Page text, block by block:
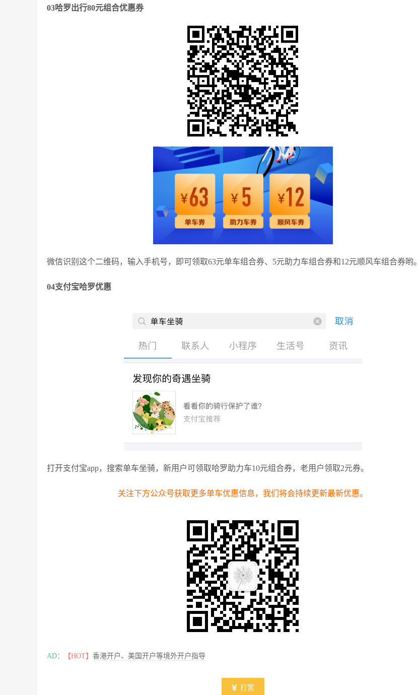
03哈罗出行80元组合优惠券
微信识别这个二维码，输入手机号，即可领取63元单车组合券、5元助力车组合券和12元顺风车组合券哟。
04支付宝哈罗优惠
打开支付宝app，搜索单车坐骑，新用户可领取哈罗助力车10元组合券，老用户领取2元券。
关注下方公众号获取更多单车优惠信息，我们将会持续更新最新优惠。
AD： 【HOT】 香港开户、美国开户等境外开户指导
打赏